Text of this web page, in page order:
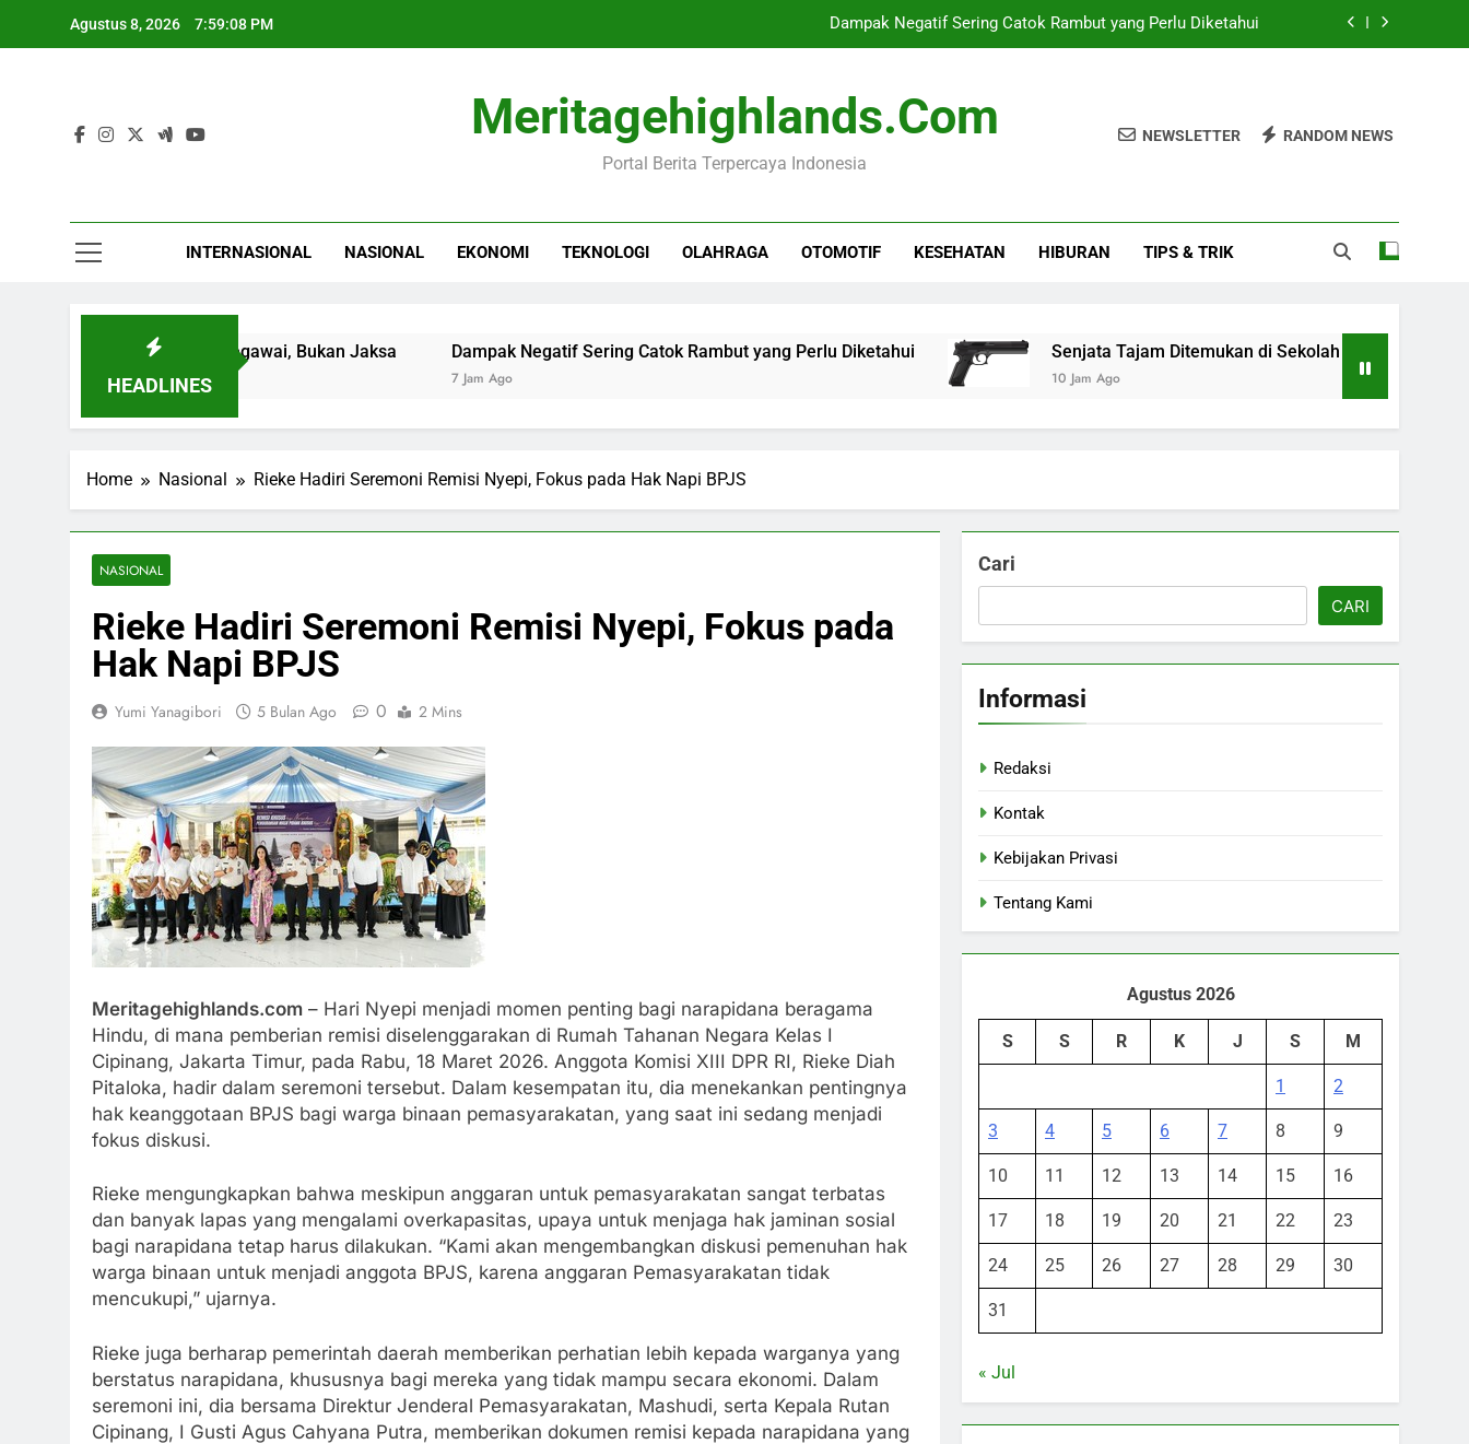
Agustus 8, 2026 7:59:09 PM Dampak Negatif Sering Catok Rambut yang Perlu Diketahui
Polisi Temukan Dokumen Usai Penyelidikan Senjata Sekolah
Febrio Adiono Tegaskan Posisi Sebagai Pegawai, Bukan Jaksa
Senjata Tajam Ditemukan di Sekolah Jaksel, Pemilik Tewas
Meritagehighlands.com
Portal Berita Terpercaya Indonesia
NEWSLETTER RANDOM NEWS
INTERNASIONAL NASIONAL EKONOMI TEKNOLOGI OLAHRAGA OTOMOTIF KESEHATAN HIBURAN TIPS & TRIK
HEADLINES
Posisi Sebagai Pegawai, Bukan Jaksa Dampak Negatif Sering Catok Rambut yang Perlu Diketahui Senjata Tajam Ditemukan di Sekolah Jaksel, Pemilik Tewas
Home Nasional Rieke Hadiri Seremoni Remisi Nyepi, Fokus pada Hak Napi BPJS
NASIONAL
Rieke Hadiri Seremoni Remisi Nyepi, Fokus pada
Hak Napi BPJS
Yumi Yanagibori 5 Bulan Ago 0 2 Mins
Meritagehighlands.com – Hari Nyepi menjadi momen penting bagi narapidana beragama
Hindu, di mana pemberian remisi diselenggarakan di Rumah Tahanan Negara Kelas I
Cipinang, Jakarta Timur, pada Rabu, 18 Maret 2026. Anggota Komisi XIII DPR RI, Rieke Diah
Pitaloka, hadir dalam seremoni tersebut. Dalam kesempatan itu, dia menekankan pentingnya
hak keanggotaan BPJS bagi warga binaan pemasyarakatan, yang saat ini sedang menjadi
fokus diskusi.
Rieke mengungkapkan bahwa meskipun anggaran untuk pemasyarakatan sangat terbatas
dan banyak lapas yang mengalami overkapasitas, upaya untuk menjaga hak jaminan sosial
bagi narapidana tetap harus dilakukan. “Kami akan mengembangkan diskusi pemenuhan hak
warga binaan untuk menjadi anggota BPJS, karena anggaran Pemasyarakatan tidak
mencukupi,” ujarnya.
Rieke juga berharap pemerintah daerah memberikan perhatian lebih kepada warganya yang
berstatus narapidana, khususnya bagi mereka yang tidak mampu secara ekonomi. Dalam
seremoni ini, dia bersama Direktur Jenderal Pemasyarakatan, Mashudi, serta Kepala Rutan
Cipinang, I Gusti Agus Cahyana Putra, memberikan dokumen remisi kepada narapidana yang
Cari
CARI
Informasi
Redaksi
Kontak
Kebijakan Privasi
Tentang Kami
Agustus 2026
S S R K J S M
1 2
3 4 5 6 7 8 9
10 11 12 13 14 15 16
17 18 19 20 21 22 23
24 25 26 27 28 29 30
31
« Jul